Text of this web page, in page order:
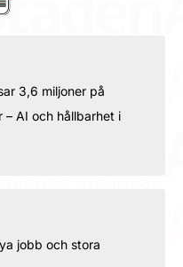
3,6 miljoner på
AI och hållbarhet i
jobb och stora